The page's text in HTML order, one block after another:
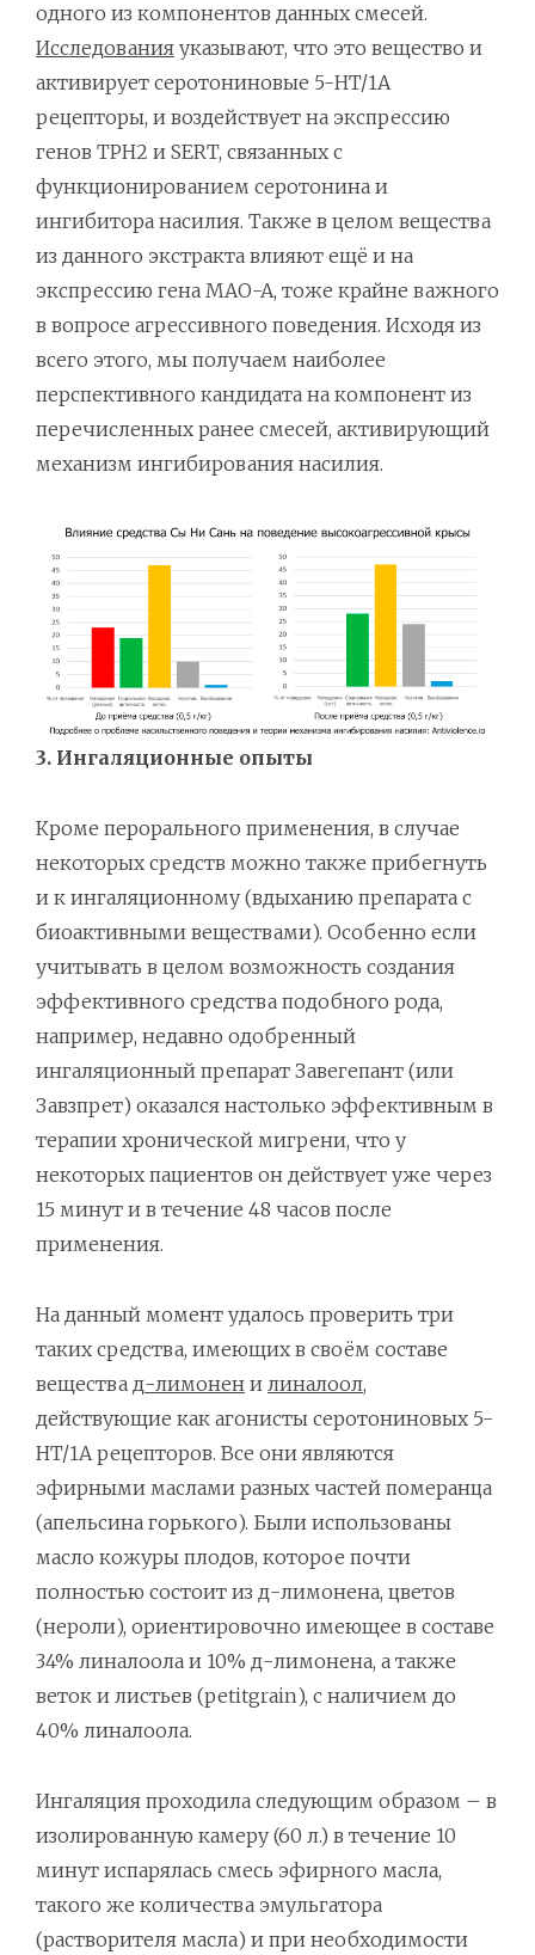
одного из компонентов данных смесей.
Исследования указывают, что это вещество и
активирует серотониновые 5-HT/1A
рецепторы, и воздействует на экспрессию
генов TPH2 и SERT, связанных с
функционированием серотонина и
ингибитора насилия. Также в целом вещества
из данного экстракта влияют ещё и на
экспрессию гена MAO-A, тоже крайне важного
в вопросе агрессивного поведения. Исходя из
всего этого, мы получаем наиболее
перспективного кандидата на компонент из
перечисленных ранее смесей, активирующий
механизм ингибирования насилия.
3. Ингаляционные опыты
Кроме перорального применения, в случае
некоторых средств можно также прибегнуть
и к ингаляционному (вдыханию препарата с
биоактивными веществами). Особенно если
учитывать в целом возможность создания
эффективного средства подобного рода,
например, недавно одобренный
ингаляционный препарат Завегепант (или
Завзпрет) оказался настолько эффективным в
терапии хронической мигрени, что у
некоторых пациентов он действует уже через
15 минут и в течение 48 часов после
применения.
На данный момент удалось проверить три
таких средства, имеющих в своём составе
вещества д-лимонен и линалоол,
действующие как агонисты серотониновых 5-
HT/1A рецепторов. Все они являются
эфирными маслами разных частей померанца
(апельсина горького). Были использованы
масло кожуры плодов, которое почти
полностью состоит из д-лимонена, цветов
(нероли), ориентировочно имеющее в составе
34% линалоола и 10% д-лимонена, а также
веток и листьев (petitgrain), с наличием до
40% линалоола.
Ингаляция проходила следующим образом – в
изолированную камеру (60 л.) в течение 10
минут испарялась смесь эфирного масла,
такого же количества эмульгатора
(растворителя масла) и при необходимости